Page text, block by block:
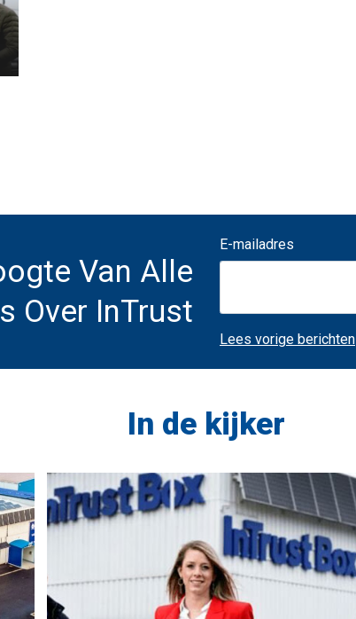
Van Alle
Over InTrust
E-mailadres
Lees vorige berichten
In de kijker